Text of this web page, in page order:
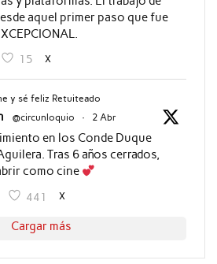
aquel primer paso que fue
15 X
y sé feliz Retuiteado
@circunloquio · 2 Abr
en los Conde Duque
Tras 6 años cerrados,
como cine
441 X
Cargar más